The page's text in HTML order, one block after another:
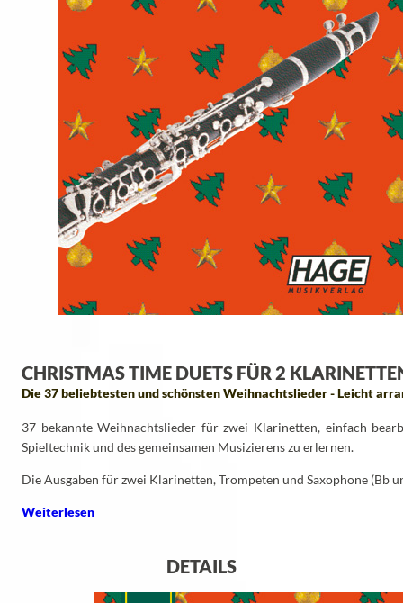
CHRISTMAS TIME DUETS FÜR 2
Die 37 beliebtesten und schönsten Weihnachtslieder - Leicht
37 bekannte Weihnachtslieder für zwei Klarinetten, einfach
Spieltechnik und des gemeinsamen Musizierens zu erlernen.
Die Ausgaben für zwei Klarinetten, Trompeten und Saxophone (Bb
Weiterlesen
DETAILS